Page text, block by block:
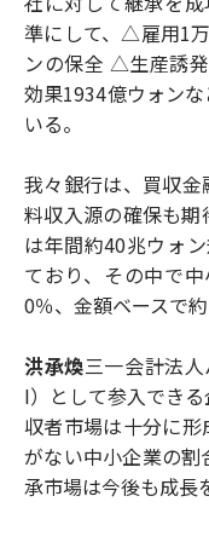
準にして、△雇用1
ンの保全 △生産誘
効果1934億ウォン
いる。
我々銀行は、買収
料収入源の確保も期
は年間約40兆ウォ
ており、その中で
0％、金額ベースで
洪承煥三一会計法
I）として参入でき
収者市場は十分に
がない中小企業の
承市場は今後も成長